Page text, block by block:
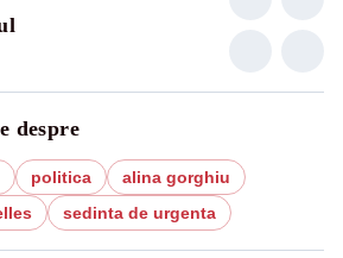
despre
politica
alina gorghiu
sedinta de urgenta